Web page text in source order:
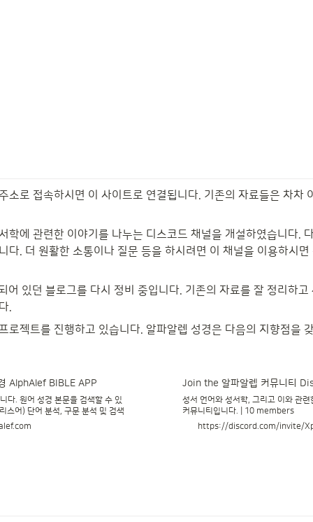
소로 접속하시면 이 사이트로 연결됩니다. 기존의 자료들은 차차
학에 관련한 이야기를 나누는 디스코드 채널을 개설하였습니다.
다. 더 원활한 소통이나 질문 등을 하시려면 이 채널을 이용하시
어 있던 블로그를 다시 정비 중입니다. 기존의 자료를 잘 정리하고
.
AlphAlef BIBLE APP
다. 원어 성경 본문을 검색할 수 있
스어) 단어 분석, 구문 분석 및 검색
Join the 알파알렙 커뮤니티
성서 언어와 성서학, 그리고 이와 관
커뮤니티입니다. | 10 members
https://discord.com/invite/